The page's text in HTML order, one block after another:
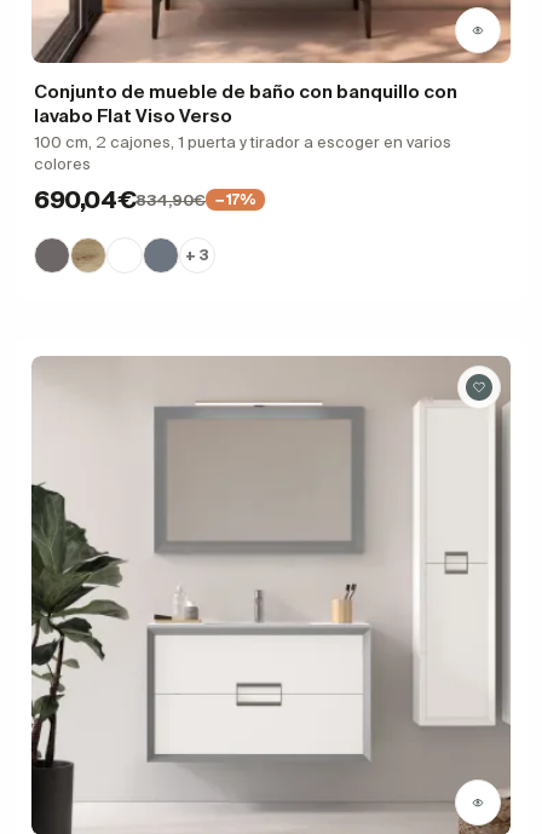
Conjunto de mueble de baño con banquillo con
lavabo Flat Viso Verso
100 cm, 2 cajones, 1 puerta y tirador a escoger en varios
colores
690,04€834,90€ −17%
+ 3